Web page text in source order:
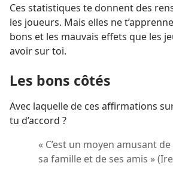
Ces statistiques te donnent des
les joueurs. Mais elles ne
bons et les mauvais effets que les
avoir sur toi.
Les bons côtés
Avec laquelle de ces affirmations
tu d’accord ?
« C’est un moyen amusant
sa famille et de ses amis »